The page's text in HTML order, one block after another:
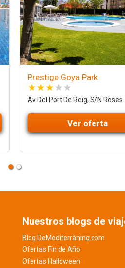
Prestige Goya Park
Av Del Port De Reig, S/N Roses
Ver oferta
Nuestros blogs de
Blog DeMediterràning.com
Ofertas Fin de Año
Ofertas Halloween